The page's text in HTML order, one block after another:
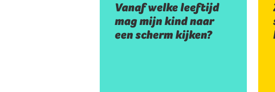
Vanaf welke leeftijd
mag mijn kind naar
een scherm kijken?